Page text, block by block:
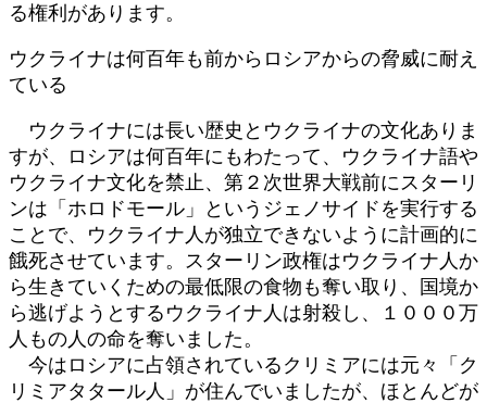
る権利があります。
ウクライナは何百年も前からロシアからの脅威に耐え
ている
ウクライナには長い歴史とウクライナの文化ありま
すが、ロシアは何百年にもわたって、ウクライナ語や
ウクライナ文化を禁止、第２次世界大戦前にスターリ
ンは「ホロドモール」というジェノサイドを実行する
ことで、ウクライナ人が独立できないように計画的に
餓死させています。スターリン政権はウクライナ人か
ら生きていくための最低限の食物も奪い取り、国境か
ら逃げようとするウクライナ人は射殺し、１０００万
人もの人の命を奪いました。
今はロシアに占領されているクリミアには元々「ク
リミアタタール人」が住んでいましたが、ほとんどが